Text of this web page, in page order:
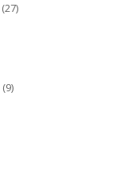
27
9